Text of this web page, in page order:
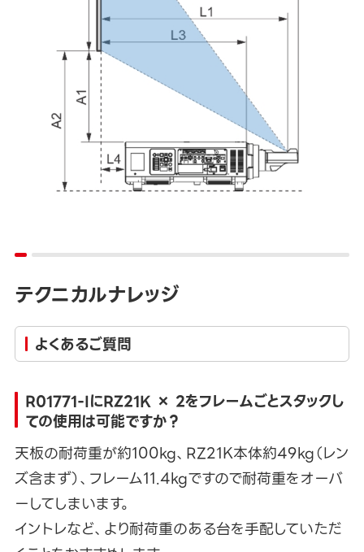
テクニカルナレッジ
よくあるご質問
R01771-IにRZ21K × 2をフレームごとスタックし
ての使用は可能ですか？
天板の耐荷重が約100kg、RZ21K本体約49kg（レン
ズ含まず）、フレーム11.4kgですので耐荷重をオーバ
ーしてしまいます。
イントレなど、より耐荷重のある台を手配していただ